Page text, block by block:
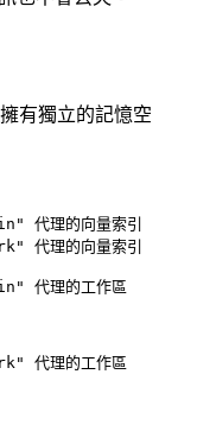
有獨立的記憶空
理的向量索引
理的向量索引
理的工作區
理的工作區